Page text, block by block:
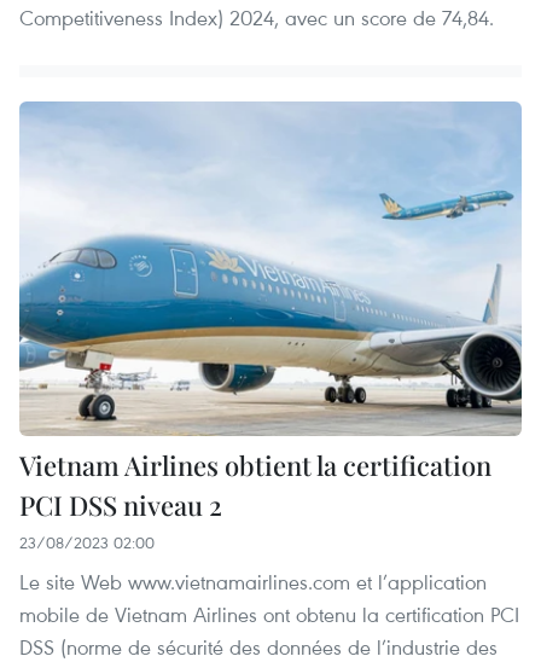
Competitiveness Index) 2024, avec un score de 74,84.
Vietnam Airlines obtient la certification
PCI DSS niveau 2
23/08/2023 02:00
Le site Web www.vietnamairlines.com et l’application
mobile de Vietnam Airlines ont obtenu la certification PCI
DSS (norme de sécurité des données de l’industrie des